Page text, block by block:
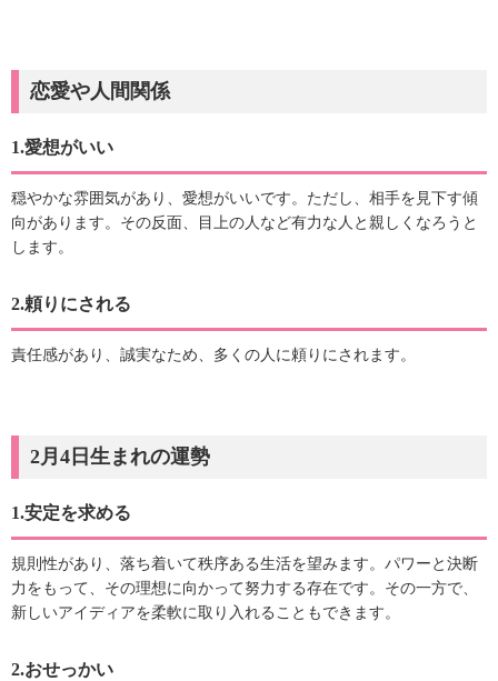
恋愛や人間関係
1.愛想がいい
穏やかな雰囲気があり、愛想がいいです。ただし、相手を見下す傾
向があります。その反面、目上の人など有力な人と親しくなろうと
します。
2.頼りにされる
責任感があり、誠実なため、多くの人に頼りにされます。
2月4日生まれの運勢
1.安定を求める
規則性があり、落ち着いて秩序ある生活を望みます。パワーと決断
力をもって、その理想に向かって努力する存在です。その一方で、
新しいアイディアを柔軟に取り入れることもできます。
2.おせっかい